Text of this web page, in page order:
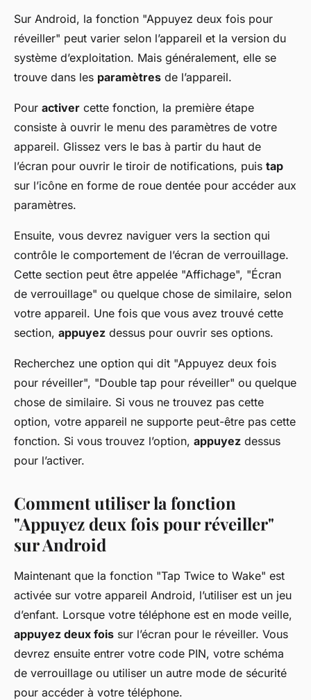
Sur Android, la fonction "Appuyez deux fois pour
réveiller" peut varier selon l’appareil et la version du
système d’exploitation. Mais généralement, elle se
trouve dans les paramètres de l’appareil.
Pour activer cette fonction, la première étape
consiste à ouvrir le menu des paramètres de votre
appareil. Glissez vers le bas à partir du haut de
l’écran pour ouvrir le tiroir de notifications, puis tap
sur l’icône en forme de roue dentée pour accéder aux
paramètres.
Ensuite, vous devrez naviguer vers la section qui
contrôle le comportement de l’écran de verrouillage.
Cette section peut être appelée "Affichage", "Écran
de verrouillage" ou quelque chose de similaire, selon
votre appareil. Une fois que vous avez trouvé cette
section, appuyez dessus pour ouvrir ses options.
Recherchez une option qui dit "Appuyez deux fois
pour réveiller", "Double tap pour réveiller" ou quelque
chose de similaire. Si vous ne trouvez pas cette
option, votre appareil ne supporte peut-être pas cette
fonction. Si vous trouvez l’option, appuyez dessus
pour l’activer.
Comment utiliser la fonction
"Appuyez deux fois pour réveiller"
sur Android
Maintenant que la fonction "Tap Twice to Wake" est
activée sur votre appareil Android, l’utiliser est un jeu
d’enfant. Lorsque votre téléphone est en mode veille,
appuyez deux fois sur l’écran pour le réveiller. Vous
devrez ensuite entrer votre code PIN, votre schéma
de verrouillage ou utiliser un autre mode de sécurité
pour accéder à votre téléphone.